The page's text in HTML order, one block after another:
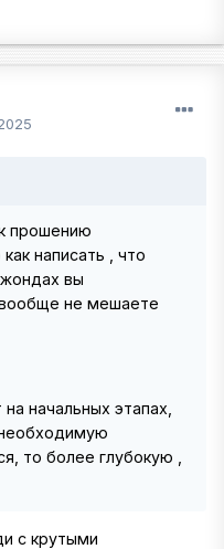
прошению
написать , что
вы
не мешаете
начальных этапах,
то более глубокую ,
с крутыми